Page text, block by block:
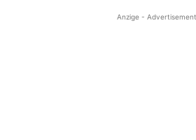
Anzige - Advertisement